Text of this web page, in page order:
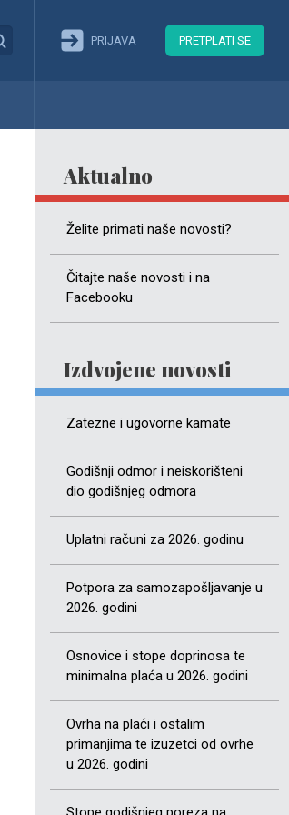
PRIJAVA PRETPLATI SE
Aktualno
Želite primati naše novosti?
Čitajte naše novosti i na
Facebooku
Izdvojene novosti
Zatezne i ugovorne kamate
Godišnji odmor i neiskorišteni
dio godišnjeg odmora
Uplatni računi za 2026. godinu
Potpora za samozapošljavanje u
2026. godini
Osnovice i stope doprinosa te
minimalna plaća u 2026. godini
Ovrha na plaći i ostalim
primanjima te izuzetci od ovrhe
u 2026. godini